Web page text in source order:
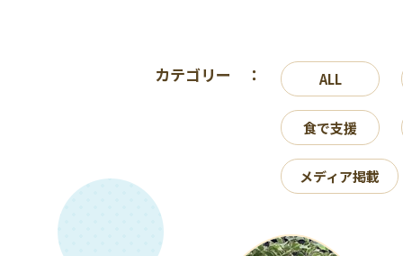
カテゴリー ： ALL
食で支援
メディア掲載